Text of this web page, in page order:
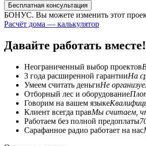
Бесплатная консультация
БОНУС. Вы можете изменить этот
Расчёт дома — калькулятор
Давайте работать вместе!
Неограниченный выбор проектов
3 года расширенной гарантииНа
Умеем считать деньгиНе
Отборный лес и оборудование
Говорим на вашем языке
Клиент всегда правМы считаем,
Работаем без полной предоплаты
Сарафанное радио работает на нас